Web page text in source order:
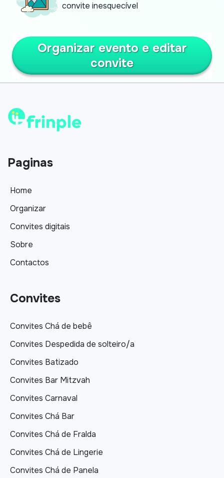
convite inesquecível
Organizar evento e editar
convite
Paginas
Home
Organizar
Convites digitais
Sobre
Contactos
Convites
Convites Chá de bebê
Convites Despedida de solteiro/a
Convites Batizado
Convites Bar Mitzvah
Convites Carnaval
Convites Chá Bar
Convites Chá de Fralda
Convites Chá de Lingerie
Convites Chá de Panela